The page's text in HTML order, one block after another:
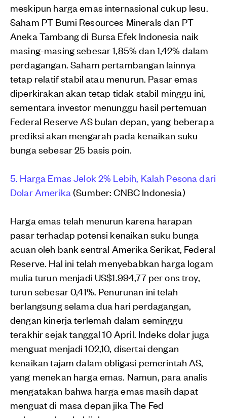
meskipun harga emas internasional cukup lesu.
Saham PT Bumi Resources Minerals dan PT
Aneka Tambang di Bursa Efek Indonesia naik
masing-masing sebesar 1,85% dan 1,42% dalam
perdagangan. Saham pertambangan lainnya
tetap relatif stabil atau menurun. Pasar emas
diperkirakan akan tetap tidak stabil minggu ini,
sementara investor menunggu hasil pertemuan
Federal Reserve AS bulan depan, yang beberapa
prediksi akan mengarah pada kenaikan suku
bunga sebesar 25 basis poin.
5. Harga Emas Jelok 2% Lebih, Kalah Pesona dari
Dolar Amerika (Sumber: CNBC Indonesia)
Harga emas telah menurun karena harapan
pasar terhadap potensi kenaikan suku bunga
acuan oleh bank sentral Amerika Serikat, Federal
Reserve. Hal ini telah menyebabkan harga logam
mulia turun menjadi US$1.994,77 per ons troy,
turun sebesar 0,41%. Penurunan ini telah
berlangsung selama dua hari perdagangan,
dengan kinerja terlemah dalam seminggu
terakhir sejak tanggal 10 April. Indeks dolar juga
menguat menjadi 102,10, disertai dengan
kenaikan tajam dalam obligasi pemerintah AS,
yang menekan harga emas. Namun, para analis
mengatakan bahwa harga emas masih dapat
menguat di masa depan jika The Fed